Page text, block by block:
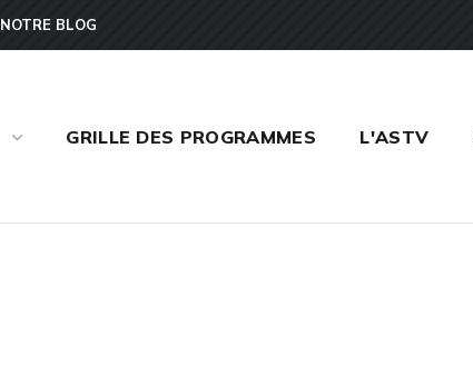
NOTRE BLOG
GRILLE DES PROGRAMMES L'ASTV